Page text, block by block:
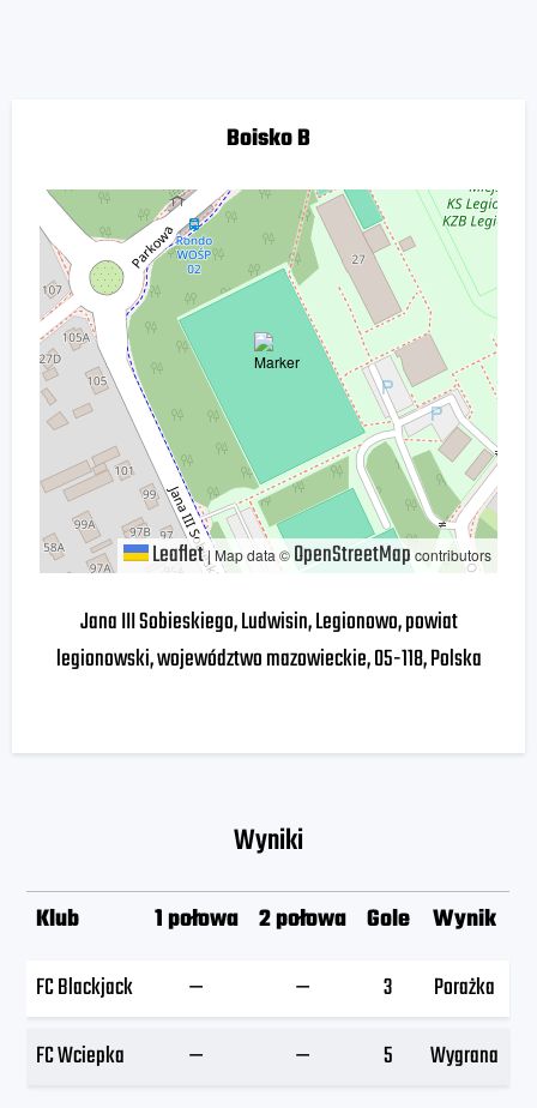
Boisko B
Leaflet|Map data ©OpenStreetMapcontributors
Jana III Sobieskiego, Ludwisin, Legionowo, powiat
legionowski, województwo mazowieckie, 05-118, Polska
Wyniki
Klub 1 połowa 2 połowa Gole
Wynik
FC Blackjack
— — 3
Porażka
FC Wciepka
— — 5 Wygrana